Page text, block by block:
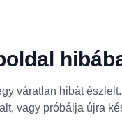
váratlan hibát
vagy próbálja újra